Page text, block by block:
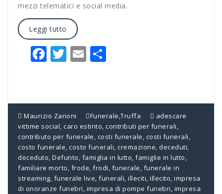
mezzi telematici e social media.
Leggi tutto
Facebook
Twitter
Email
Maurizio Zanoni Funerale,Truffa
adescare
vittime social, caro estinto, contributi per funerali,
contributo per funerale, costi funerale, costi funerali,
costo funerale, costo funerali, cremazione, deceduti,
deceduto, Defunto, famiglia in lutto, famiglie in lutto,
familiare morto, frode, frodi, funerale, funerale in
streaming, funerale live, funerali, illeciti, illecito, impresa
di onoranze funebri, impresa di pompe funebri, impresa